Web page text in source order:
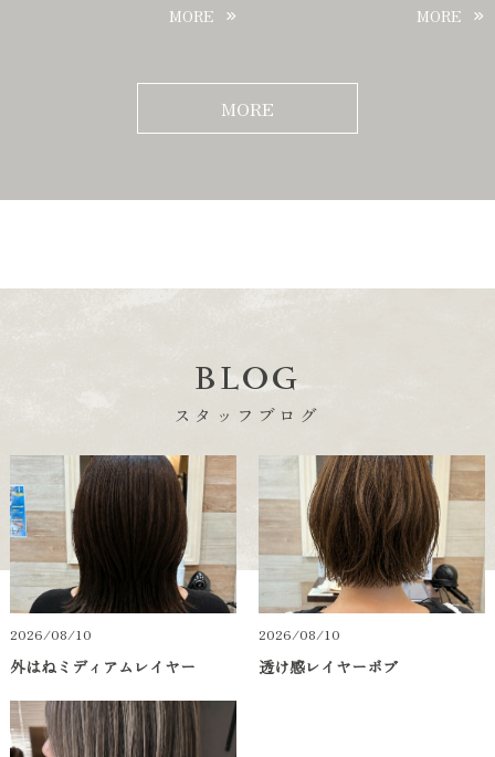
MORE
MORE
BLOG
スタッフブログ
2026/08/10
外はねミディアムレイヤー
2026/08/10
透け感レイヤーボブ